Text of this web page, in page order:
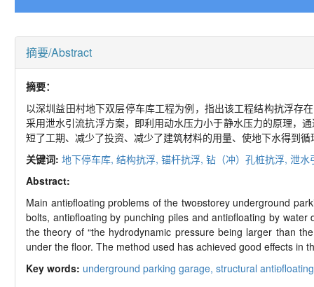
摘要/Abstract
摘要：
以深圳益田村地下双层停车库工程为例，指出该工程结构抗浮存
采用泄水引流抗浮方案，即利用动水压力小于静水压力的原理，
短了工期、减少了投资、减少了建筑材料的用量、使地下水得到
关键词: 地下停车库, 结构抗浮, 锚杆抗浮, 钻（冲）孔桩抗浮, 泄水
Abstract:
Main antifloating problems of the twostorey underground
bolts, antifloating by punching piles and antifloating by
the theory of “the hydrodynamic pressure being larger than
under the floor. The method used has achieved good effects in
Key words: underground parking garage, structural